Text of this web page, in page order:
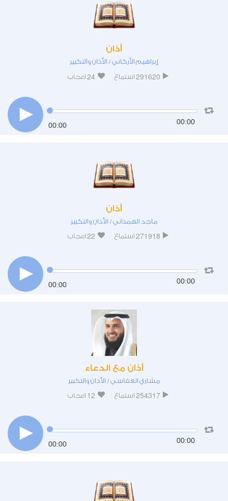
أذان
إبراهيم الأركاني/ الأذان والتكبير
291620 استماع 24 اعجاب
00:00 00:00
أذان
ماجد الهمذاني/ الأذان والتكبير
271918 استماع 22 اعجاب
00:00 00:00
أذان مع الدعاء
مشاري العفاسي/ الأذان والتكبير
254317 استماع 12 اعجاب
00:00 00:00